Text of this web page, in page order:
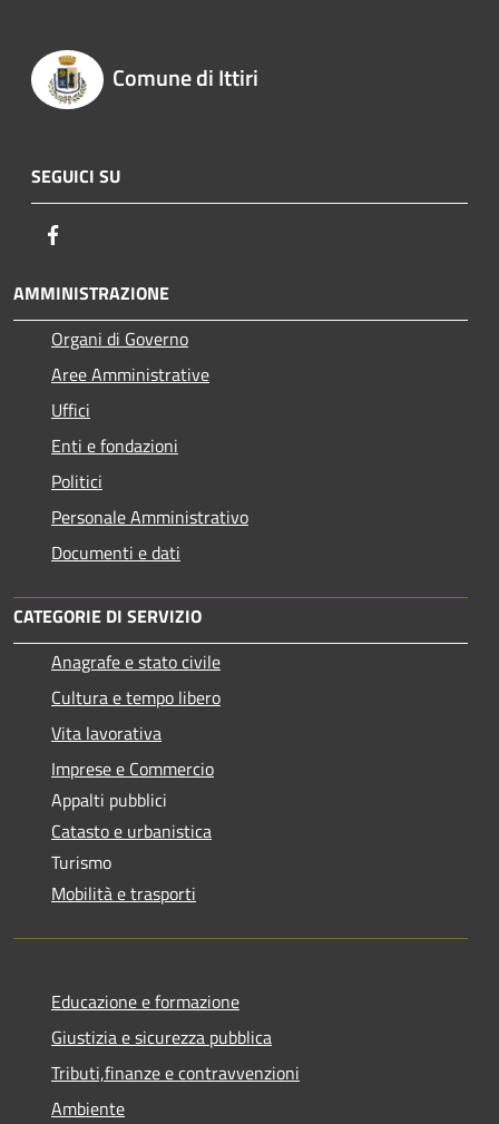
Comune di Ittiri
SEGUICI SU
AMMINISTRAZIONE
Organi di Governo
Aree Amministrative
Uffici
Enti e fondazioni
Politici
Personale Amministrativo
Documenti e dati
CATEGORIE DI SERVIZIO
Anagrafe e stato civile
Cultura e tempo libero
Vita lavorativa
Imprese e Commercio
Appalti pubblici
Catasto e urbanistica
Turismo
Mobilità e trasporti
Educazione e formazione
Giustizia e sicurezza pubblica
Tributi,finanze e contravvenzioni
Ambiente